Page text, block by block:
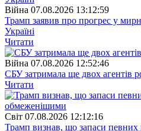
Війна 07.08.2026 13:12:59
Трамп заявив про прогрес у
Україні
Читати
Війна 07.08.2026 12:52:46
СБУ затримала ще двох агентів
Читати
Свiт 07.08.2026 12:12:16
Трамп визнав, що запаси певних